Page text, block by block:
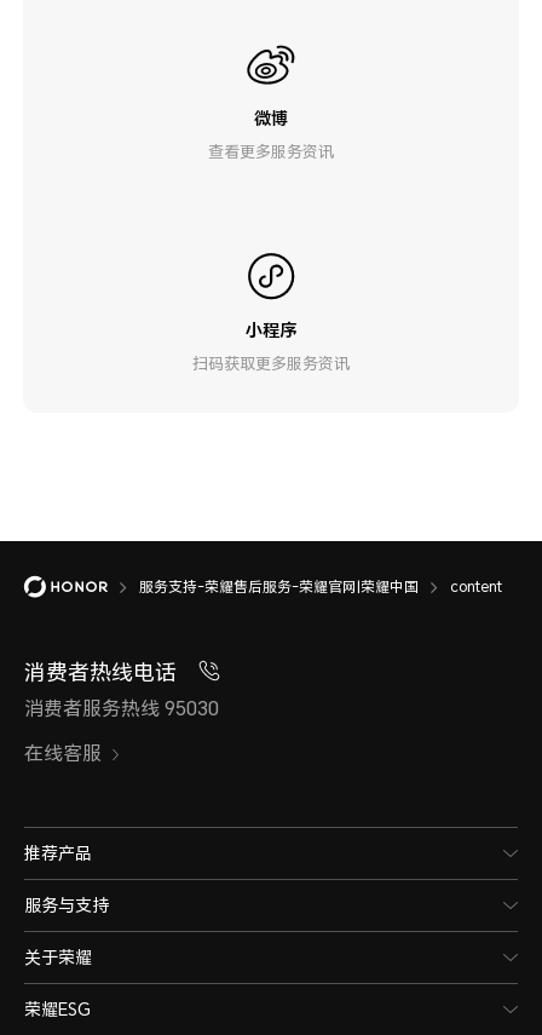
微博
查看更多服务资讯
小程序
扫码获取更多服务资讯
服务支持-荣耀售后服务-荣耀官网|荣耀中国 content
消费者热线电话
消费者服务热线 95030
在线客服
推荐产品
服务与支持
关于荣耀
荣耀ESG